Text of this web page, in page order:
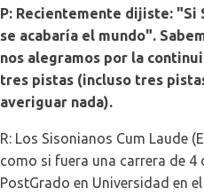
P: Recientemente dijiste: "Si
se acabaría el mundo".
nos alegramos por la
tres pistas (incluso tres
averiguar nada).
R: Los Sisonianos Cum Laude
como si fuera una carrera de
PostGrado en Universidad en